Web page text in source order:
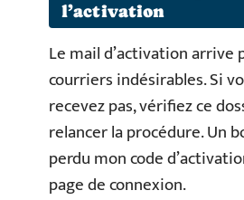
l’activation
Le mail d’activation arrive
courriers indésirables. Si
recevez pas, vérifiez ce
relancer la procédure. Un
perdu mon code
page de connexion.